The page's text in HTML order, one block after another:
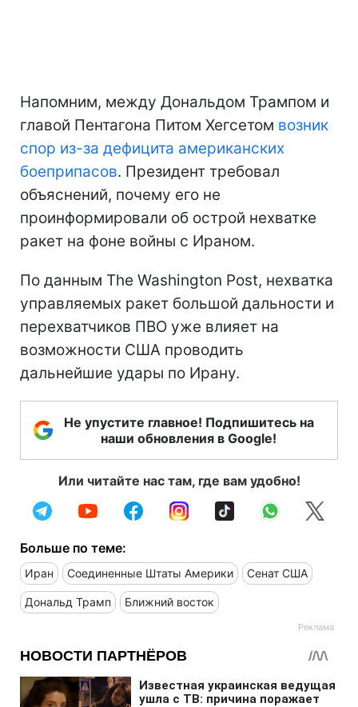
Напомним, между Дональдом Трампом и
главой Пентагона Питом Хегсетом возник
спор из-за дефицита американских
боеприпасов. Президент требовал
объяснений, почему его не
проинформировали об острой нехватке
ракет на фоне войны с Ираном.
По данным The Washington Post, нехватка
управляемых ракет большой дальности и
перехватчиков ПВО уже влияет на
возможности США проводить
дальнейшие удары по Ирану.
Не упустите главное! Подпишитесь на
наши обновления в Google!
Или читайте нас там, где вам удобно!
Больше по теме:
Иран Соединенные Штаты Америки Сенат США
Дональд Трамп Ближний восток